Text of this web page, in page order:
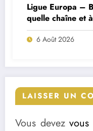
Ligue Europa –
quelle chaîne et
match ?
6 Août 2026
LAISSER UN
Vous devez